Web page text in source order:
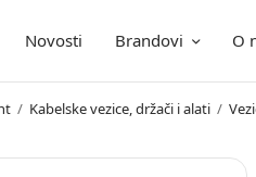
Novosti Brandovi O
/ Kabelske vezice, držači i alati /